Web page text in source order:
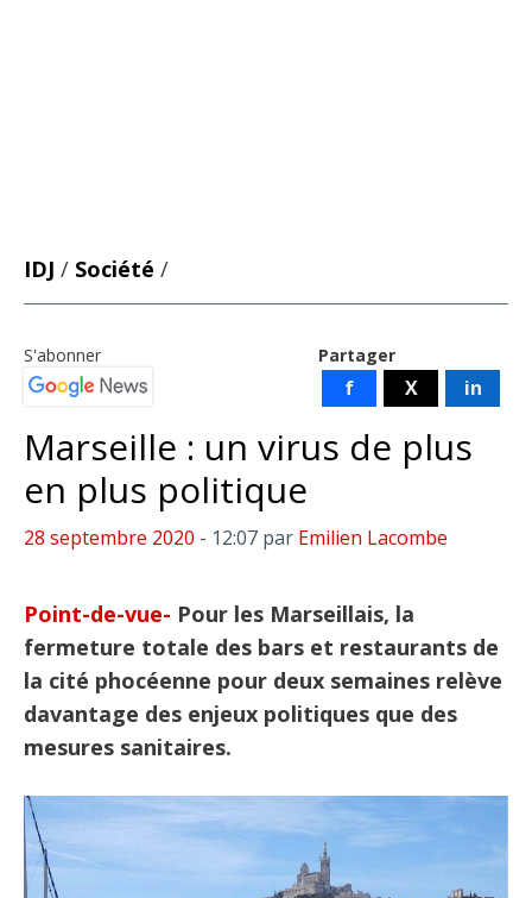
IDJ / Société /
Partager
f X in
S'abonner
Marseille : un virus de plus
en plus politique
28 septembre 2020 - 12:07 par Emilien Lacombe
Point-de-vue- Pour les Marseillais, la
fermeture totale des bars et restaurants de
la cité phocéenne pour deux semaines relève
davantage des enjeux politiques que des
mesures sanitaires.